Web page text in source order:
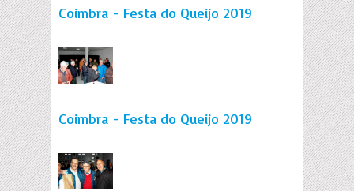
Coimbra - Festa do Queijo 2019
Coimbra - Festa do Queijo 2019